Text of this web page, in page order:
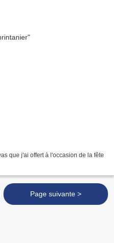
que j'ai offert à l'occasion de la fête
Page suivante >